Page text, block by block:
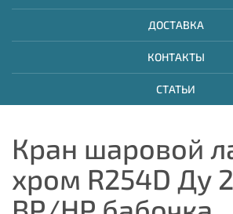
ДОСТАВКА
КОНТАКТЫ
СТАТЬИ
Кран шаровой
хром R254D Ду